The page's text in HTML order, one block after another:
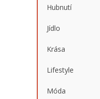
Hubnutí
Jídlo
Krása
Lifestyle
Móda